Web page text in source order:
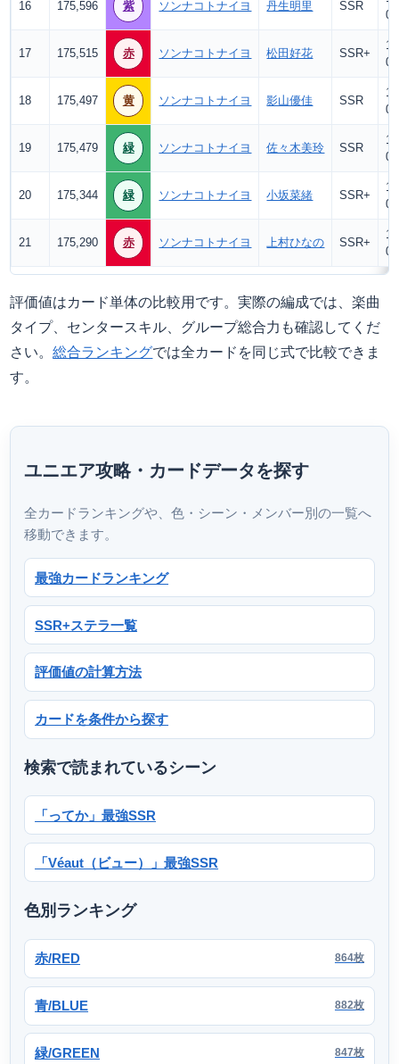
16 175,596 紫 ソンナコトナイヨ 丹生明里 SSR
0
17 175,515 赤 ソンナコトナイヨ 松田好花 SSR+
0
18 175,497 黄 ソンナコトナイヨ 影山優佳 SSR
0
19 175,479 緑 ソンナコトナイヨ 佐々木美玲 SSR
0
20 175,344 緑 ソンナコトナイヨ 小坂菜緒 SSR+
0
21 175,290 赤 ソンナコトナイヨ 上村ひなの SSR+
0
評価値はカード単体の比較用です。実際の編成では、楽曲
タイプ、センタースキル、グループ総合力も確認してくだ
さい。総合ランキングでは全カードを同じ式で比較できま
す。
ユニエア攻略・カードデータを探す
全カードランキングや、色・シーン・メンバー別の一覧へ
移動できます。
最強カードランキング
SSR+ステラ一覧
評価値の計算方法
カードを条件から探す
検索で読まれているシーン
「ってか」最強SSR
「Véaut（ビュー）」最強SSR
色別ランキング
赤/RED 864枚
青/BLUE 882枚
緑/GREEN 847枚